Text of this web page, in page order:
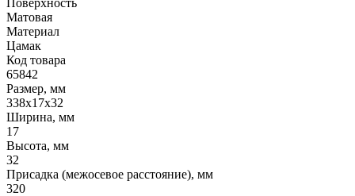
Матовая
Материал
Цамак
Код товара
65842
Размер, мм
338х17х32
Ширина, мм
17
Высота, мм
32
Присадка (межосевое расстояние), мм
320